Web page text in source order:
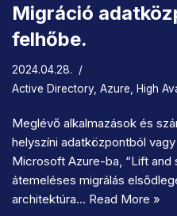
Migráció
felhőbe.
2024.04.28.
Active Directory Azure High
Meglévő alkalmazások és
helyszíni adatközpontból
Microsoft Azure-ba, “Lift and
átemeléses migrálás
architektúra… Read More »